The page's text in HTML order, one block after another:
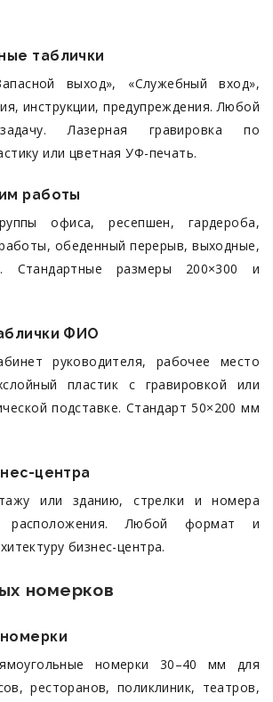
таблички
выход», «Служебный вход»,
инструкции, предупреждения. Любой
Лазерная гравировка по
или цветная УФ-печать.
работы
офиса, ресепшен, гардероба,
обеденный перерыв, выходные,
Стандартные размеры 200×300 и
ФИО
руководителя, рабочее место
пластик с гравировкой или
подставке. Стандарт 50×200 мм
центра
или зданию, стрелки и номера
расположения. Любой формат и
бизнес-центра.
номерков
номерки 30–40 мм для
ресторанов, поликлиник, театров,